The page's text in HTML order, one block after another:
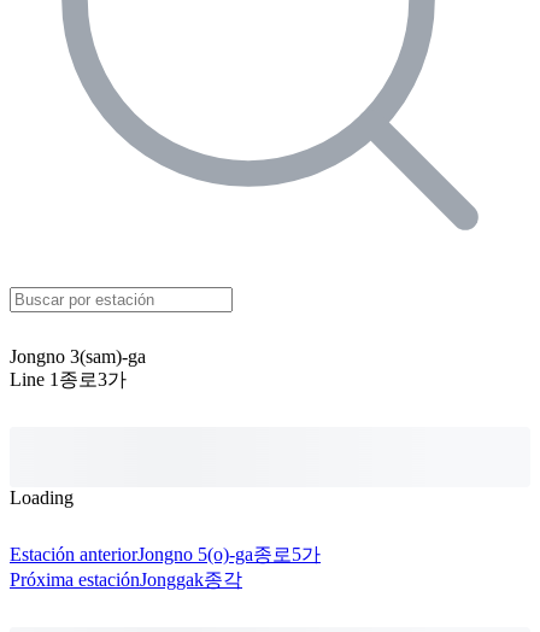
Jongno 3(sam)-ga
Line 1 종로3가
Loading
Estación anteriorJongno 5(o)-ga종로5가
Próxima estaciónJonggak종각